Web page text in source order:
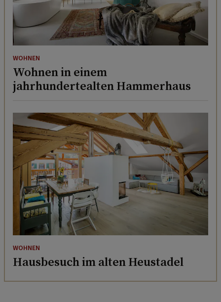
WOHNEN
Wohnen in einem
jahrhundertealten Hammerhaus
WOHNEN
Hausbesuch im alten Heustadel